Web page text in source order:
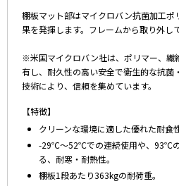
棚板マット部はマイクロバン抗菌加工
果を発揮します。フレームから取り外し
※米国マイクロバン社は、ポリマー、繊
有し、耐久性の高い安全で衛生的な抗菌
技術により、信頼を集めています。
【特徴】
クリーンな環境に適した優れた耐食
-29℃～52℃での連続使用や、93℃の
る、耐寒・耐熱性。
棚板1段あたり363kgの耐荷重。